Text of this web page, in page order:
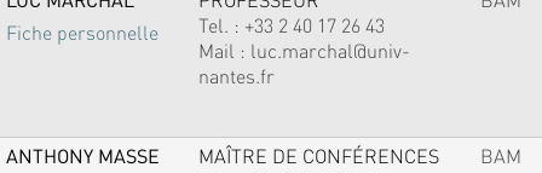
Fiche personnelle
Tel. : +33 2 40 17 26 43
Mail : luc.marchal@univ-
nantes.fr
ANTHONY MASSE
MAÎTRE DE CONFÉRENCES
BAM